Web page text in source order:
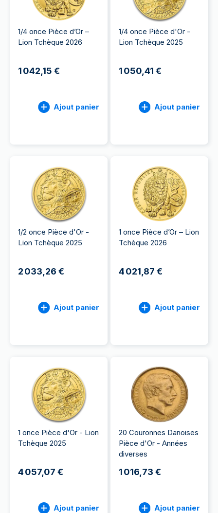
1/4 once Pièce d’Or –
Lion Tchèque 2026
1 042,15 €
Ajout panier
1/4 once Pièce d'Or -
Lion Tchèque 2025
1 050,41 €
Ajout panier
1/2 once Pièce d'Or -
Lion Tchèque 2025
2 033,26 €
Ajout panier
1 once Pièce d’Or – Lion
Tchèque 2026
4 021,87 €
Ajout panier
1 once Pièce d'Or - Lion
Tchèque 2025
4 057,07 €
Ajout panier
20 Couronnes Danoises
Pièce d'Or - Années
diverses
1 016,73 €
Ajout panier